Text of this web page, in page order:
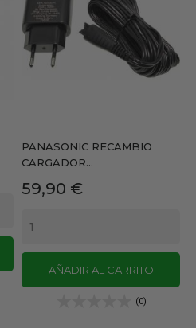
PANASONIC RECAMBIO
CARGADOR...
Precio
59,90 €
AÑADIR AL CARRITO
(0)